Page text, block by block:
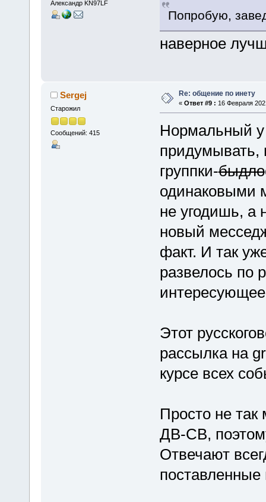
Александр KN97LF
Попробую,
наверное
Sergej
Старожил
Сообщений: 415
Re: общение по инету
« Ответ #9 : 16 Февраля
Нормальный у
придумывать,
группки-быдло
одинаковыми
не угодишь, а
новый
факт. И так
развелось по
Этот
рассылка на
курсе всех
Просто не
ДВ-СВ,
Отвечают